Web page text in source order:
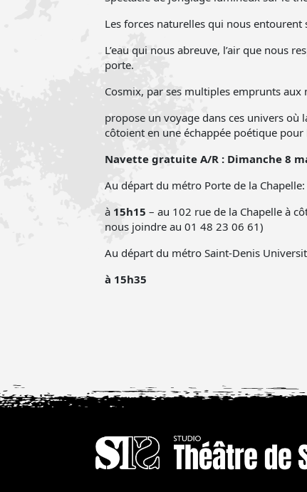
Les forces naturelles qui nous entourent
L’eau qui nous abreuve, l’air que nous
porte.
Cosmix, par ses multiples emprunts aux
propose un voyage dans ces univers où
côtoient en une échappée poétique
Navette gratuite A/R : Dimanche 8
Au départ du métro Porte de la Chapelle:
à 15h15 – au 102 rue de la Chapelle à
nous joindre au 01 48 23 06 61)
Au départ du métro Saint-Denis
à 15h35